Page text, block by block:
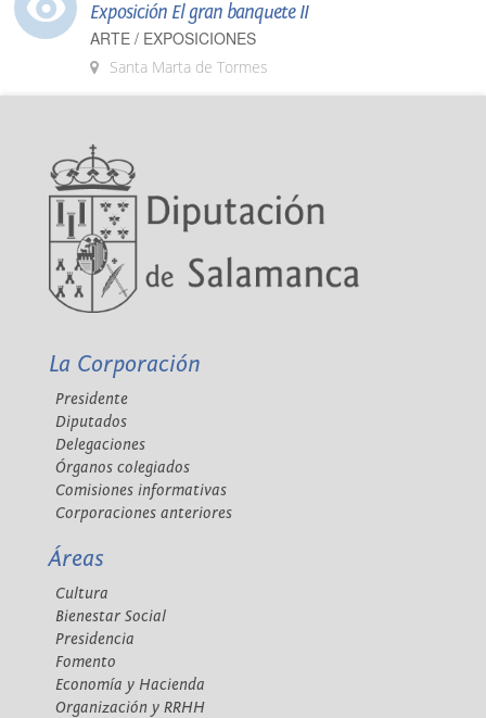
Exposición El gran banquete II
ARTE / EXPOSICIONES
Santa Marta de Tormes
La Corporación
Presidente
Diputados
Delegaciones
Órganos colegiados
Comisiones informativas
Corporaciones anteriores
Áreas
Cultura
Bienestar Social
Presidencia
Fomento
Economía y Hacienda
Organización y RRHH